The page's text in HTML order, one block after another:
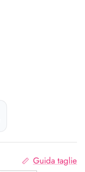
Guida taglie